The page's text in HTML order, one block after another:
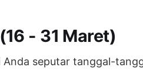
- 31 Maret)
seputar tanggal-